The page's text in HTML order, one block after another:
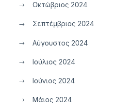
Οκτώβριος 2024
Σεπτέμβριος 2024
Αύγουστος 2024
Ιούλιος 2024
Ιούνιος 2024
Μάιος 2024